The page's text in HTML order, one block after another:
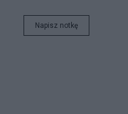
Napisz notkę